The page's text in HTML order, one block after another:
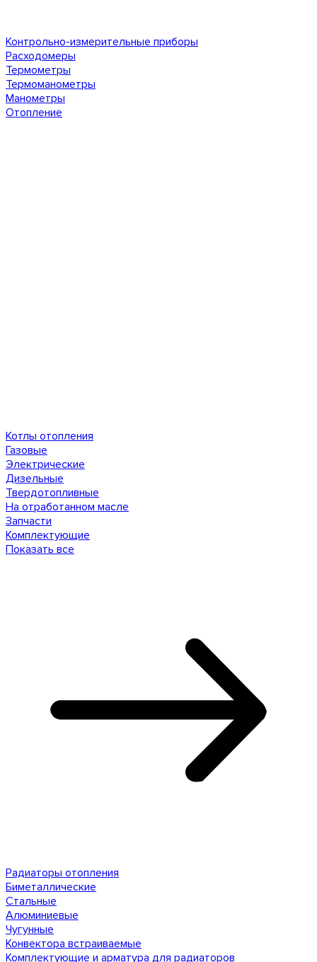
Контрольно-измерительные приборы
Расходомеры
Термометры
Термоманометры
Манометры
Отопление
Котлы отопления
Газовые
Электрические
Дизельные
Твердотопливные
На отработанном масле
Запчасти
Комплектующие
Показать все
Радиаторы отопления
Биметаллические
Стальные
Алюминиевые
Чугунные
Конвектора встраиваемые
Комплектующие и арматура для радиаторов